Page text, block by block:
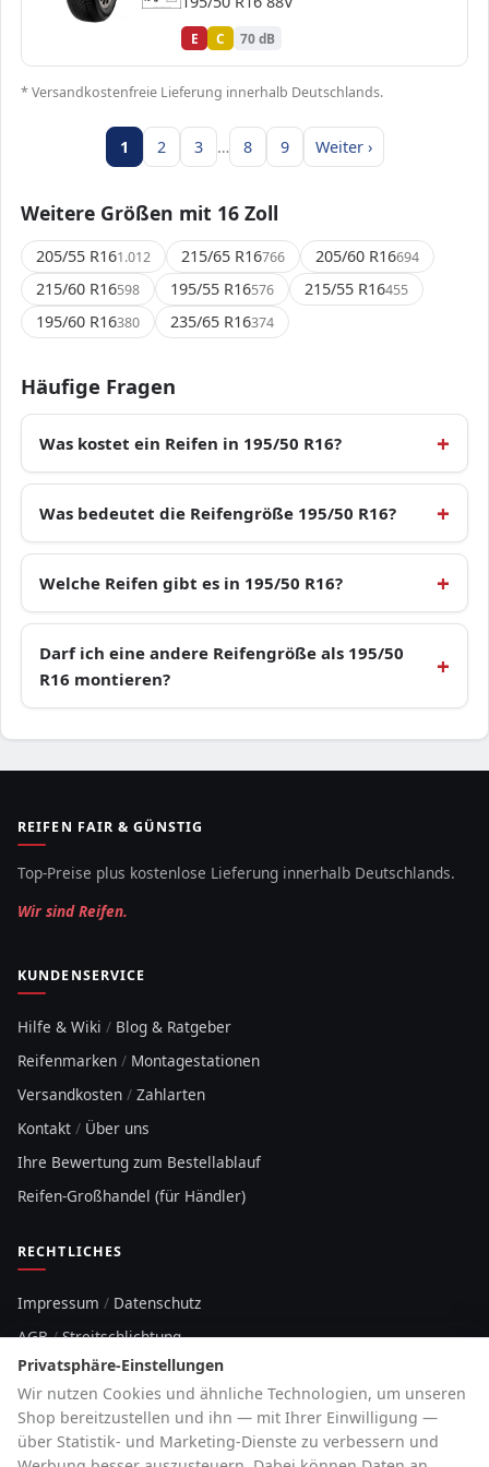
E C 70 dB
* Versandkostenfreie Lieferung innerhalb Deutschlands.
1 2 3 … 8 9 Weiter ›
Weitere Größen mit 16 Zoll
205/55 R161.012 215/65 R16766 205/60 R16694
215/60 R16598 195/55 R16576 215/55 R16455
195/60 R16380 235/65 R16374
Häufige Fragen
Was kostet ein Reifen in 195/50 R16?
Was bedeutet die Reifengröße 195/50 R16?
Welche Reifen gibt es in 195/50 R16?
Darf ich eine andere Reifengröße als 195/50
R16 montieren?
REIFEN FAIR & GÜNSTIG
Top-Preise plus kostenlose Lieferung innerhalb Deutschlands.
Wir sind Reifen.
KUNDENSERVICE
Hilfe & Wiki / Blog & Ratgeber
Reifenmarken / Montagestationen
Versandkosten / Zahlarten
Kontakt / Über uns
Ihre Bewertung zum Bestellablauf
Reifen-Großhandel (für Händler)
RECHTLICHES
Impressum / Datenschutz
AGB/Streitschlichtung
Sitemap
Cookie-Hinweis
HOTLINE
Privatsphäre-Einstellungen
Wir nutzen Cookies und ähnliche Technologien, um unseren
Shop bereitzustellen und ihn — mit Ihrer Einwilligung —
über Statistik- und Marketing-Dienste zu verbessern und